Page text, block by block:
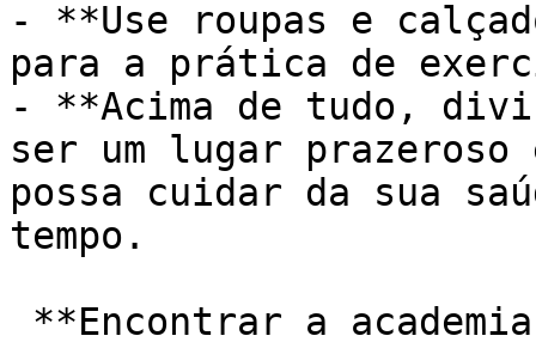
- **Use roupas e
para a prática de
- **Acima de tudo,
ser um lugar
possa cuidar da sua
tempo.